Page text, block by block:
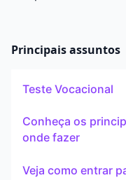
Principais assuntos
Teste Vocacional
Conheça os
onde fazer
Veja como entrar